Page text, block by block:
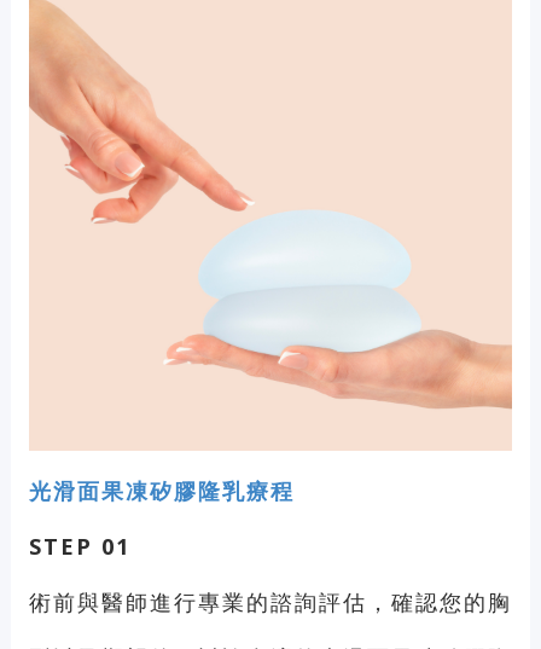
光滑面果凍矽膠隆乳療程
STEP 01
術前與醫師進行專業的諮詢評估，確認您的胸